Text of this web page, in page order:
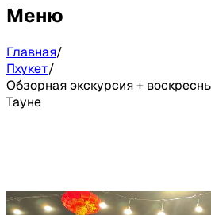
Меню
Главная/
Пхукет/
Обзорная экскурсия +
Тауне